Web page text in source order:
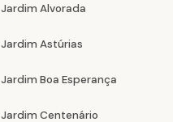
Jardim Alvorada
Jardim Astúrias
Jardim Boa Esperança
Jardim Centenário